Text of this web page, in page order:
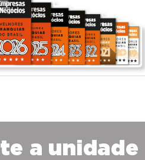
a unidade